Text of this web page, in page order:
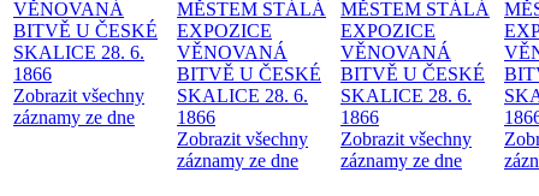
VĚNOVANÁ
BITVĚ U ČESKÉ
SKALICE 28. 6.
1866
Zobrazit všechny
záznamy ze dne
MĚSTEM STÁLÁ
EXPOZICE
VĚNOVANÁ
BITVĚ U ČESKÉ
SKALICE 28. 6.
1866
Zobrazit všechny
záznamy ze dne
MĚSTEM STÁLÁ
EXPOZICE
VĚNOVANÁ
BITVĚ U ČESKÉ
SKALICE 28. 6.
1866
Zobrazit všechny
záznamy ze dne